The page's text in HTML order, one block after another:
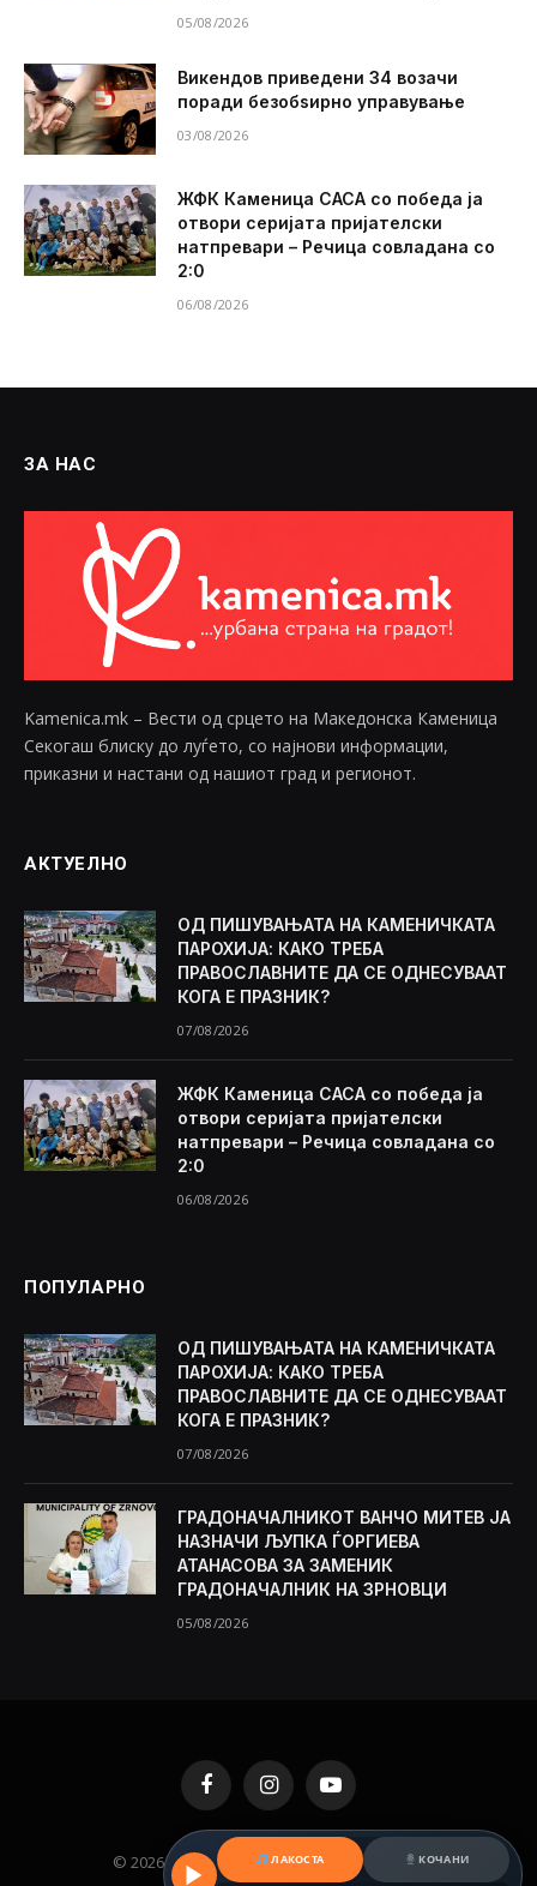
05/08/2026
Викендов приведени 34 возачи
поради безобѕирно управување
03/08/2026
ЖФК Каменица САСА со победа ја
отвори серијата пријателски
натпревари – Речица совладана со
2:0
06/08/2026
ЗА НАС
Kamenica.mk – Вести од срцето на Македонска Каменица
Секогаш блиску до луѓето, со најнови информации,
приказни и настани од нашиот град и регионот.
АКТУЕЛНО
ОД ПИШУВАЊАТА НА КАМЕНИЧКАТА
ПАРОХИЈА: КАКО ТРЕБА
ПРАВОСЛАВНИТЕ ДА СЕ ОДНЕСУВААТ
КОГА Е ПРАЗНИК?
07/08/2026
ЖФК Каменица САСА со победа ја
отвори серијата пријателски
натпревари – Речица совладана со
2:0
06/08/2026
ПОПУЛАРНО
ОД ПИШУВАЊАТА НА КАМЕНИЧКАТА
ПАРОХИЈА: КАКО ТРЕБА
ПРАВОСЛАВНИТЕ ДА СЕ ОДНЕСУВААТ
КОГА Е ПРАЗНИК?
07/08/2026
ГРАДОНАЧАЛНИКОТ ВАНЧО МИТЕВ ЈА
НАЗНАЧИ ЉУПКА ЃОРГИЕВА
АТАНАСОВА ЗА ЗАМЕНИК
ГРАДОНАЧАЛНИК НА ЗРНОВЦИ
05/08/2026
FacebookInstagramYouTube
© 2026 KAMENICA.MK. Designed by MKNET.
ЛАКОСТА
КОЧАНИ